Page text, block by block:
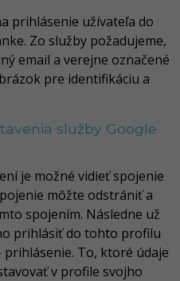
prihlásenie užívateľa do
Zo služby požadujeme,
email a verejne označené
pre identifikáciu a
služby Google
je možné vidieť spojenie
môžte odstrániť a
spojením. Následne už
prihlásiť do tohto profilu
prihlásenie. To, ktoré údaje
v profile svojho